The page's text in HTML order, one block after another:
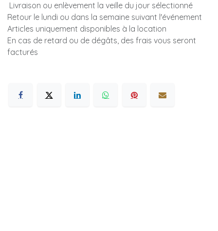
Livraison ou enlèvement la veille du jour sélectionné
Retour le lundi ou dans la semaine suivant l'événement
Articles uniquement disponibles à la location
En cas de retard ou de dégâts, des frais vous seront
facturés